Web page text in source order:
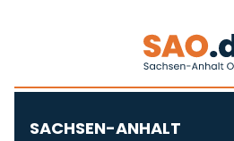
SACHSEN-ANHALT